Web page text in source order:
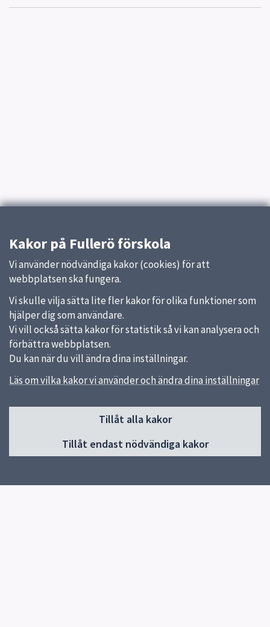
Kakor på Fullerö förskola
Vi använder nödvändiga kakor (cookies) för att
webbplatsen ska fungera.
Vi skulle vilja sätta lite fler kakor för olika funktioner som
hjälper dig som användare.
Vi vill också sätta kakor för statistik så vi kan analysera och
förbättra webbplatsen.
Du kan när du vill ändra dina inställningar.
Läs om vilka kakor vi använder och ändra dina inställningar
Tillåt alla kakor
Tillåt endast nödvändiga kakor